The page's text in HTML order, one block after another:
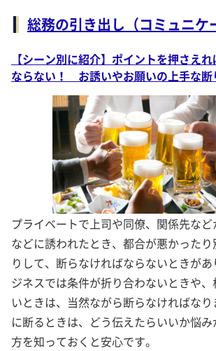
総務の引き出し（コミュニケ
【シーン別に紹介】ポイントを押さえ
ならない！ お誘いやお願いの上手な断
プライベートで上司や同僚、関係先な
などに誘われたとき、都合が悪かった
りして、断らなければならないときが
ジネスでは条件が折り合わないときや
いときは、当然ながら断らなければな
に断るときは、どう伝えたらいいか悩
方を知っておくと安心です。